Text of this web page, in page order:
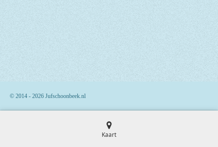
© 2014 - 2026 Jufschoonbeek.nl
Kaart